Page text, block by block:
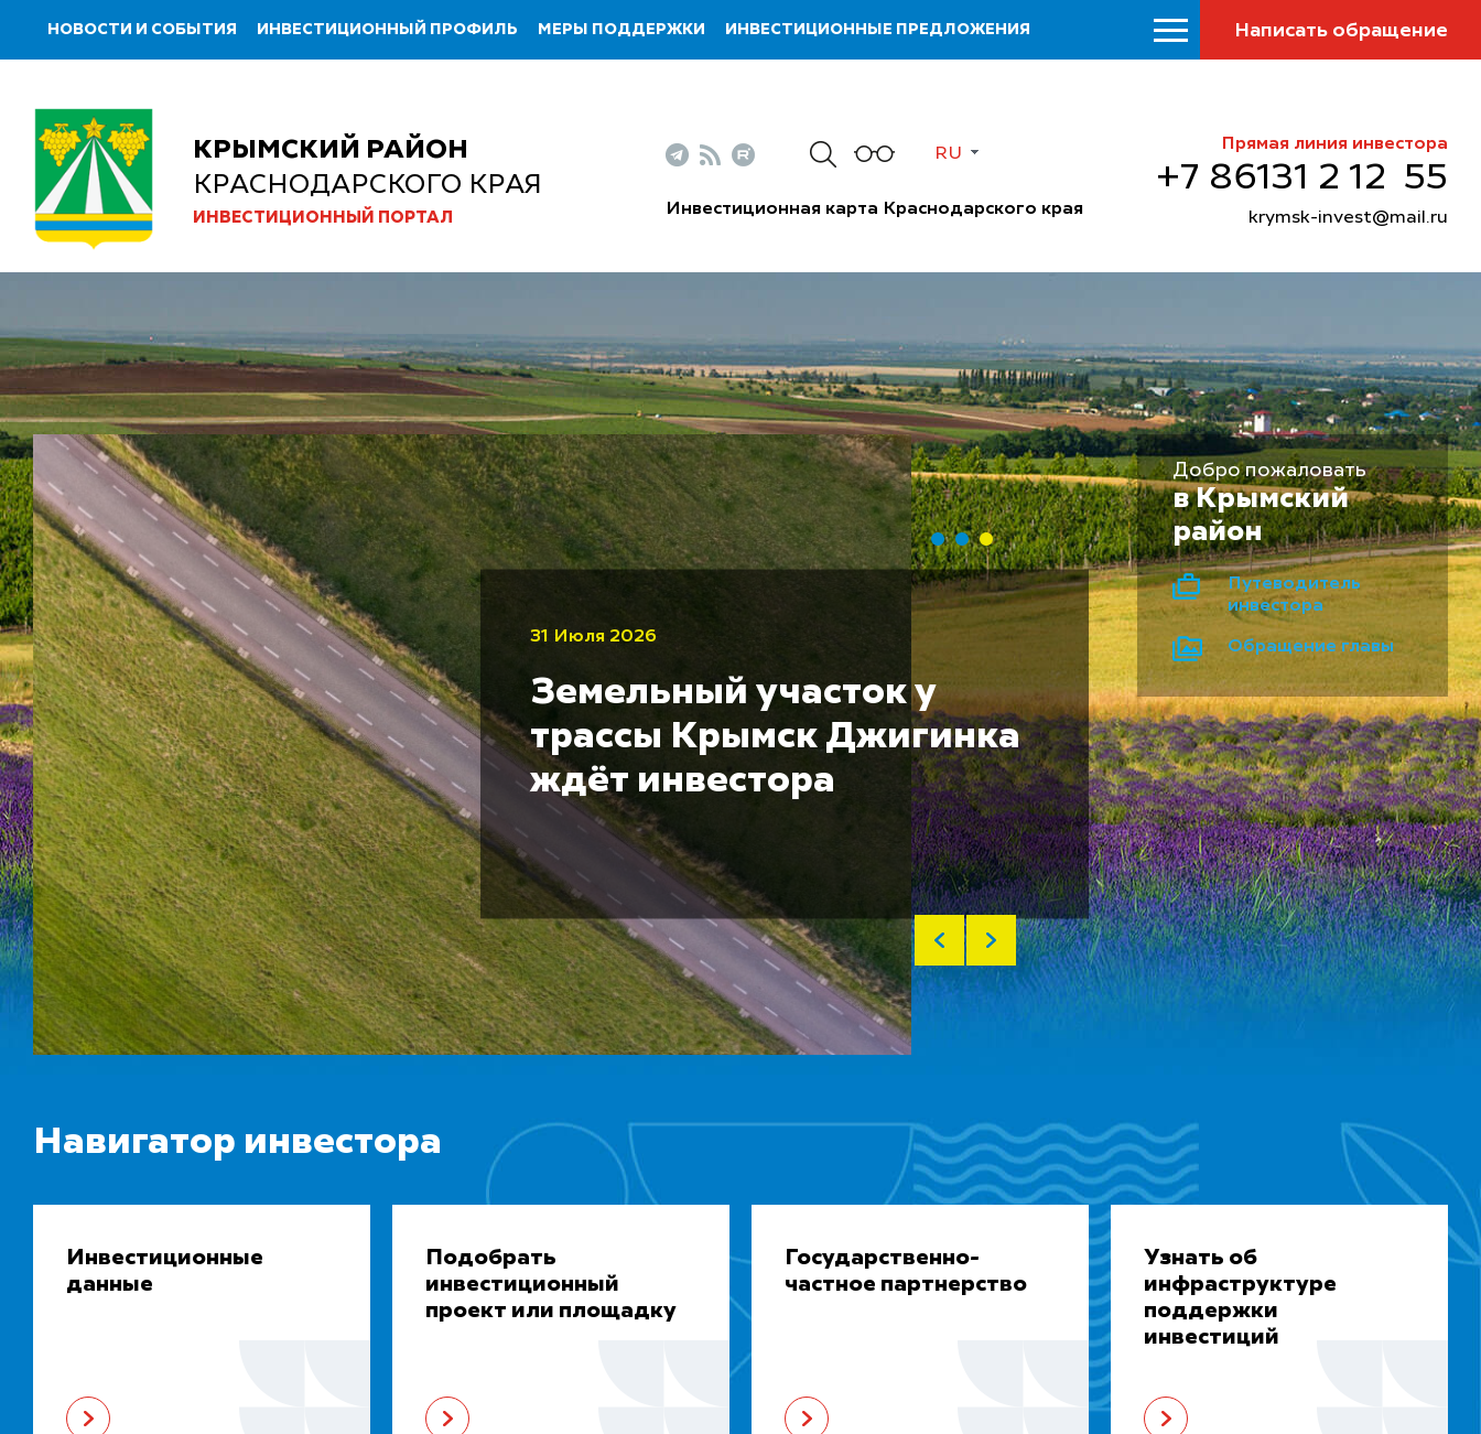
НОВОСТИ И СОБЫТИЯ ИНВЕСТИЦИОННЫЙ ПРОФИЛЬ МЕРЫ ПОДДЕРЖКИ ИНВЕСТИЦИОННЫЕ ПРЕДЛОЖЕНИЯ Написать обращение
КРЫМСКИЙ РАЙОН
КРАСНОДАРСКОГО КРАЯ
ИНВЕСТИЦИОННЫЙ ПОРТАЛ
RU
Инвестиционная карта Краснодарского края
Прямая линия инвестора
+7 86131 2 12 55
krymsk-invest@mail.ru
31 Июля 2026
Земельный участок у
трассы Крымск Джигинка
ждёт инвестора
Добро пожаловать
в Крымский
район
Путеводитель
инвестора
Обращение главы
Навигатор инвестора
Инвестиционные
данные
Подобрать
инвестиционный
проект или площадку
Государственно-
частное партнерство
Узнать об
инфраструктуре
поддержки
инвестиций